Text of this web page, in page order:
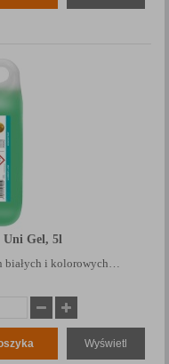
Gel, 5l
białych i kolorowych…
Wyświetl